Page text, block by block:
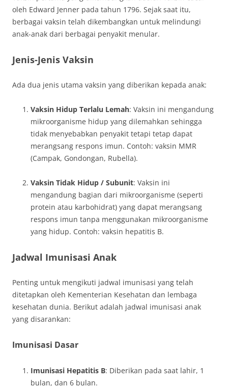
oleh Edward Jenner pada tahun 1796. Sejak saat itu,
berbagai vaksin telah dikembangkan untuk melindungi
anak-anak dari berbagai penyakit menular.
Jenis-Jenis Vaksin
Ada dua jenis utama vaksin yang diberikan kepada anak:
Vaksin Hidup Terlalu Lemah: Vaksin ini mengandung
mikroorganisme hidup yang dilemahkan sehingga
tidak menyebabkan penyakit tetapi tetap dapat
merangsang respons imun. Contoh: vaksin MMR
(Campak, Gondongan, Rubella).
Vaksin Tidak Hidup / Subunit: Vaksin ini
mengandung bagian dari mikroorganisme (seperti
protein atau karbohidrat) yang dapat merangsang
respons imun tanpa menggunakan mikroorganisme
yang hidup. Contoh: vaksin hepatitis B.
Jadwal Imunisasi Anak
Penting untuk mengikuti jadwal imunisasi yang telah
ditetapkan oleh Kementerian Kesehatan dan lembaga
kesehatan dunia. Berikut adalah jadwal imunisasi anak
yang disarankan:
Imunisasi Dasar
Imunisasi Hepatitis B: Diberikan pada saat lahir, 1
bulan, dan 6 bulan.